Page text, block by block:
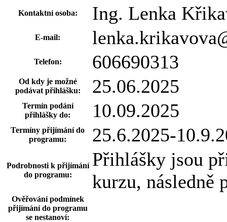
Kontaktní osoba: Ing. Lenka
E-mail:
Telefon: 606690313
Od kdy je možné
podávat přihlášku:
25.06.2025
Termín podání
přihlášky do:
10.09.2025
Termíny přijímání do
programu:
25.6.2025-
Podrobnosti k přijímání
do programu:
Přihlášky jsou
kurzu, následně
Ověřování podmínek
přijímání do programu
se nestanoví: